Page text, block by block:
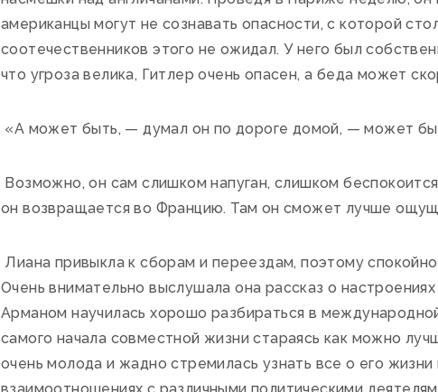
американцы могут не сознавать опасности, с которой
соотечественников этого не ожидал. У него был
что угроза велика, Гитлер очень опасен, а беда может
«А может быть, — думал он по дороге домой, — может
Возможно, он сам слишком напуган, слишком
он возвращается во Францию. Там он сможет лучше
Лиана привыкла к сборам и переездам, поэтому
Очень внимательно выслушала она рассказ о
Арманом научилась хорошо разбираться в
самого начала совместной жизни стараясь как можно
очень молода и жадно стремилась узнать все о его жизни
взаимоотношениях с различными политическими